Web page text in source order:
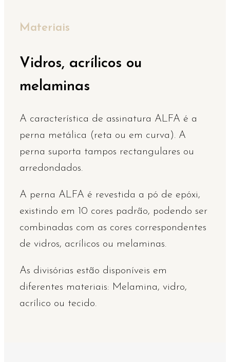
Materiais
Vidros, acrílicos ou
melaminas
A característica de assinatura ALFA é a
perna metálica (reta ou em curva). A
perna suporta tampos rectangulares ou
arredondados.
A perna ALFA é revestida a pó de epóxi,
existindo em 10 cores padrão, podendo ser
combinadas com as cores correspondentes
de vidros, acrílicos ou melaminas.
As divisórias estão disponíveis em
diferentes materiais: Melamina, vidro,
acrílico ou tecido.